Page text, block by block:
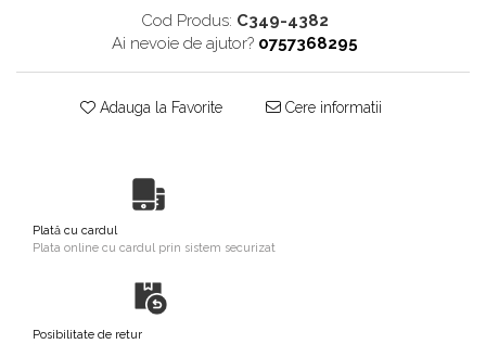
Cod Produs: C349-4382
Ai nevoie de ajutor? 0757368295
Adauga la Favorite Cere informatii
Plată cu cardul
Plata online cu cardul prin sistem securizat
Posibilitate de retur